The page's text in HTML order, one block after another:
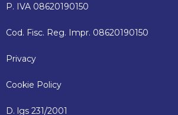
P. IVA 08620190150
Cod. Fisc. Reg. Impr. 08620190150
Privacy
Cookie Policy
D. lgs 231/2001